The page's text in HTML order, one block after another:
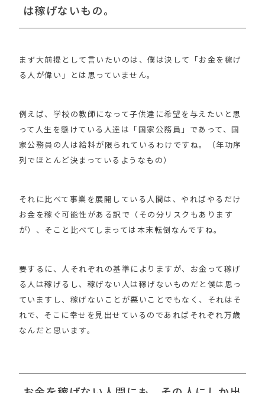
は稼げないもの。
まず大前提として言いたいのは、僕は決して「お金を稼げ
る人が偉い」とは思っていません。
例えば、学校の教師になって子供達に希望を与えたいと思
って人生を懸けている人達は「国家公務員」であって、国
家公務員の人は給料が限られているわけですね。（年功序
列でほとんど決まっているようなもの）
それに比べて事業を展開している人間は、やればやるだけ
お金を稼ぐ可能性がある訳で（その分リスクもあります
が）、そこと比べてしまっては本末転倒なんですね。
要するに、人それぞれの基準によりますが、お金って稼げ
る人は稼げるし、稼げない人は稼げないものだと僕は思っ
ていますし、稼げないことが悪いことでもなく、それはそ
れで、そこに幸せを見出せているのであればそれぞれ万歳
なんだと思います。